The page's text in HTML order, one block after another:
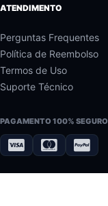
ATENDIMENTO
Perguntas Frequentes
Política de Reembolso
Termos de Uso
Suporte Técnico
PAGAMENTO 100% SEGURO